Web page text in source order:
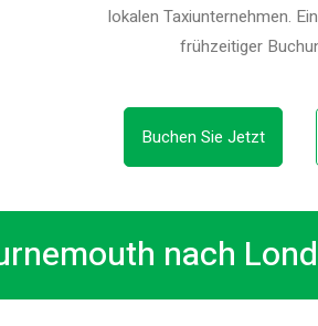
lokalen Taxiunternehmen.
frühzeitiger
Buchen Sie Jetzt
nach